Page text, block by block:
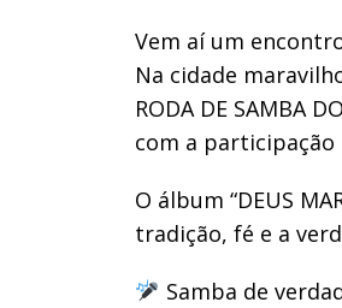
Vem aí um
Na cidade
RODA DE SAMBA
com a participação
O álbum “DEUS
tradição, fé e a
Samba de